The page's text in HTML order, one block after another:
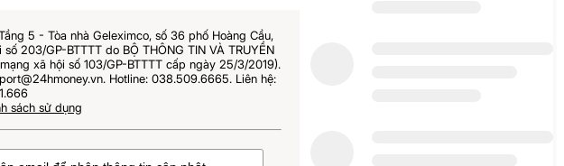
5 - Tòa nhà Geleximco, số 36 phố Hoàng Cầu,
203/GP-BTTTT do BỘ THÔNG TIN VÀ TRUYỀN
xã hội số 103/GP-BTTTT cấp ngày 25/3/2019).
Hotline: 038.509.6665. Liên hệ:
sách sử dụng